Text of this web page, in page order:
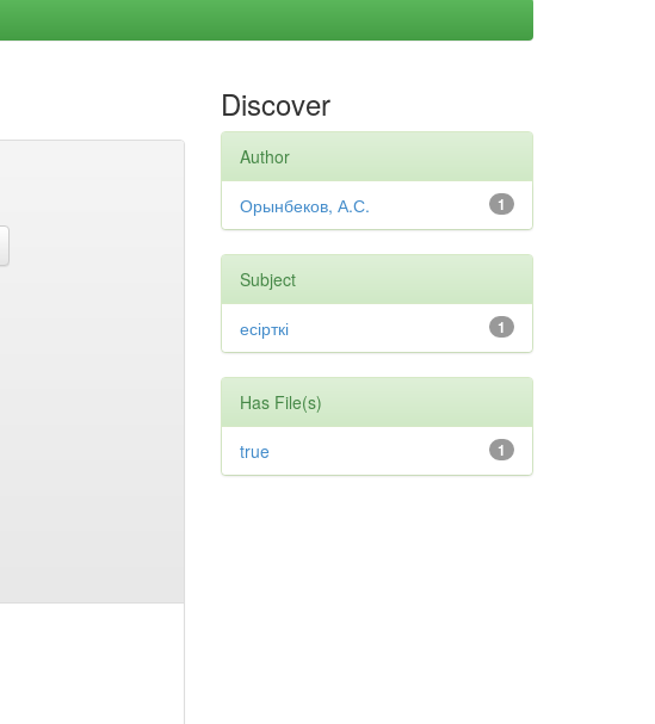
Discover
Author
1
Орынбеков, А.С.
Subject
1
есірткі
Has File(s)
1
true